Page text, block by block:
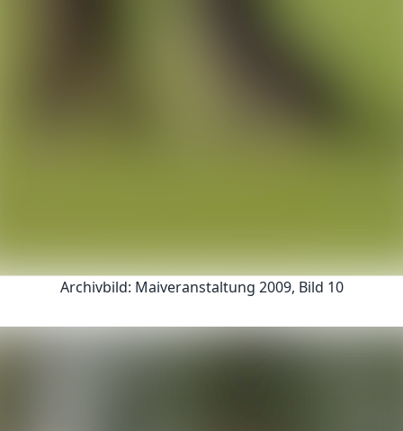
Archivbild: Maiveranstaltung 2009, Bild 10